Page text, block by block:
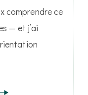
comprendre ce
— et j’ai